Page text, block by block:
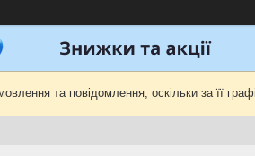
та повідомлення, оскільки за її